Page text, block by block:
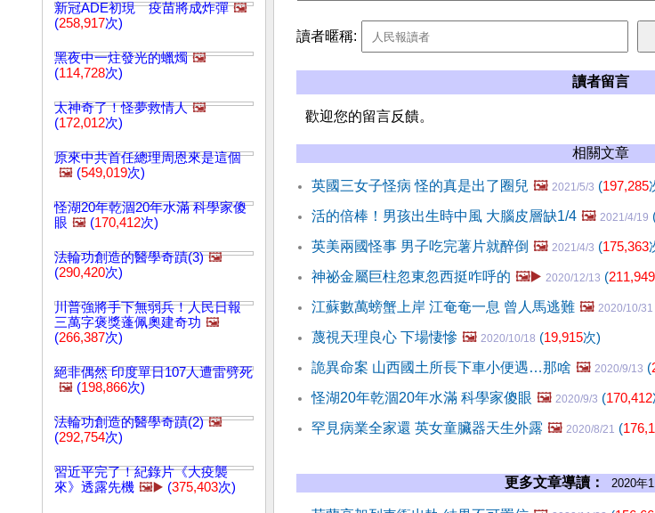
新冠ADE初現 疫苗將成炸彈 🖼️
(258,917次)
黑夜中一炷發光的蠟燭 🖼️
(114,728次)
太神奇了！怪夢救情人 🖼️
(172,012次)
原來中共首任總理周恩來是這個
🖼️ (549,019次)
怪湖20年乾涸20年水滿 科學家傻
眼 🖼️ (170,412次)
法輪功創造的醫學奇蹟(3) 🖼️
(290,420次)
川普強將手下無弱兵！人民日報
三萬字褒獎蓬佩奧建奇功 🖼️
(266,387次)
絕非偶然 印度單日107人遭雷劈死
🖼️ (198,866次)
法輪功創造的醫學奇蹟(2) 🖼️
(292,754次)
習近平完了！紀錄片《大疫襲
來》透露先機 🖼️▶️ (375,403次)
讀者暱稱:
讀者留言
歡迎您的留言反饋。
相關文章
英國三女子怪病 怪的真是出了圈兒 🖼️ 2021/5/3 (197,285
活的倍棒！男孩出生時中風 大腦皮層缺1/4 🖼️ 2021/4/19
英美兩國怪事 男子吃完薯片就醉倒 🖼️ 2021/4/3 (175,363
神祕金屬巨柱忽東忽西挺咋呼的 🖼️▶️ 2020/12/13 (211,949
江蘇數萬螃蟹上岸 江奄奄一息 曾人馬逃難 🖼️ 2020/10/31
蔑視天理良心 下場悽慘 🖼️ 2020/10/18 (19,915次)
詭異命案 山西國土所長下車小便遇…那啥 🖼️ 2020/9/13 (
怪湖20年乾涸20年水滿 科學家傻眼 🖼️ 2020/9/3 (170,412
罕見病業全家還 英女童臟器天生外露 🖼️ 2020/8/21 (
更多文章導讀： 2020年